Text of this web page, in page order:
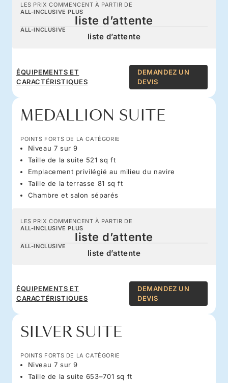
LES PRIX COMMENCENT À PARTIR DE
ALL-INCLUSIVE PLUS
liste d’attente
ALL-INCLUSIVE
liste d’attente
ÉQUIPEMENTS ET
CARACTÉRISTIQUES
DEMANDEZ UN
DEVIS
MEDALLION SUITE
POINTS FORTS DE LA CATÉGORIE
Niveau 7 sur 9
Taille de la suite 521 sq ft
Emplacement privilégié au milieu du navire
Taille de la terrasse 81 sq ft
Chambre et salon séparés
LES PRIX COMMENCENT À PARTIR DE
ALL-INCLUSIVE PLUS
liste d’attente
ALL-INCLUSIVE
liste d’attente
ÉQUIPEMENTS ET
CARACTÉRISTIQUES
DEMANDEZ UN
DEVIS
SILVER SUITE
POINTS FORTS DE LA CATÉGORIE
Niveau 7 sur 9
Taille de la suite 653–701 sq ft